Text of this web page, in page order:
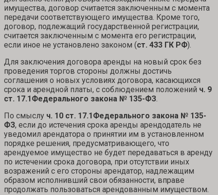
имущества, договор считается заключенным с момента
передачи соответствующего имущества. Кроме того,
договор, подлежащий государственной регистрации,
считается заключенным с момента его регистрации,
если иное не установлено законом (ст. 433 ГК РФ).
Для заключения договора аренды на новый срок без
проведения торгов стороны должны достичь
соглашения о новых условиях договора, касающихся
срока и арендной платы, с соблюдением положений ч. 9
ст. 17.1Федерального закона № 135-ФЗ.
По смыслу ч. 10 ст. 17.1Федерального закона № 135-
ФЗ, если до истечения срока аренды арендодатель не
уведомил арендатора о принятии им в установленном
порядке решения, предусматривающего, что
арендуемое имущество не будет передаваться в аренду
по истечении срока договора, при отсутствии иных
возражений с его стороны арендатор, надлежащим
образом исполнивший свои обязанности, вправе
продолжать пользоваться арендованным имуществом.